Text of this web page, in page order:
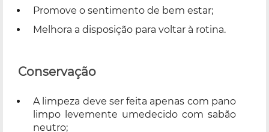
Promove o sentimento de bem estar;
Melhora a disposição para voltar à rotina.
Conservação
A limpeza deve ser feita apenas com pano
limpo levemente umedecido com sabão
neutro;